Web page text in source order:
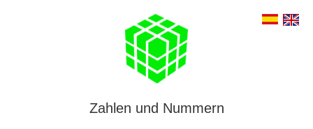
Zahlen und Nummern